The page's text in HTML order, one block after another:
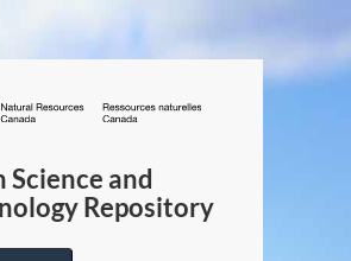
/
Canada
Science and
Repository